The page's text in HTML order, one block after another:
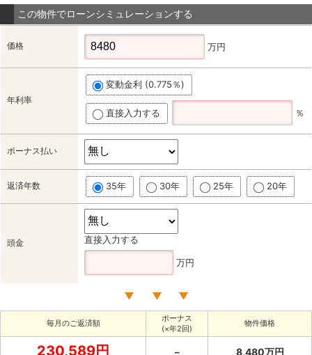
この物件でローンシミュレーションする
価格 万円
年利率
変動金利 (0.775％)
直接入力する ％
ボーナス払い
返済年数 35年 30年 25年 20年
頭金 直接入力する
万円
毎月のご返済額
ボーナス
(×年2回)
物件価格
230,589円 － 8,480万円